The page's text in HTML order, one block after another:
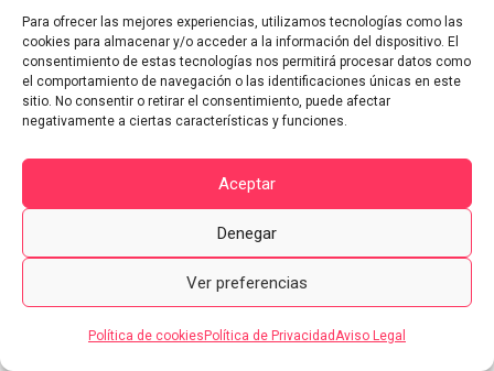
Para ofrecer las mejores experiencias, utilizamos tecnologías como las
cookies para almacenar y/o acceder a la información del dispositivo. El
consentimiento de estas tecnologías nos permitirá procesar datos como
el comportamiento de navegación o las identificaciones únicas en este
sitio. No consentir o retirar el consentimiento, puede afectar
negativamente a ciertas características y funciones.
Aceptar
Denegar
Ver preferencias
Política de cookies Política de PrivacidadAviso Legal